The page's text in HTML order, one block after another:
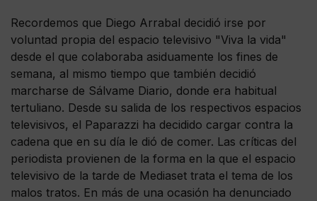
Recordemos que Diego Arrabal decidió irse por
voluntad propia del espacio televisivo "Viva la vida"
desde el que colaboraba asiduamente los fines de
semana, al mismo tiempo que también decidió
marcharse de Sálvame Diario, donde era habitual
tertuliano. Desde su salida de los respectivos espacios
televisivos, el Paparazzi ha decidido cargar contra la
cadena que en su día le dió de comer. Las críticas del
periodista provienen de la forma en la que el espacio
televisivo de la tarde de Mediaset trata el tema de los
malos tratos. En más de una ocasión ha denunciado